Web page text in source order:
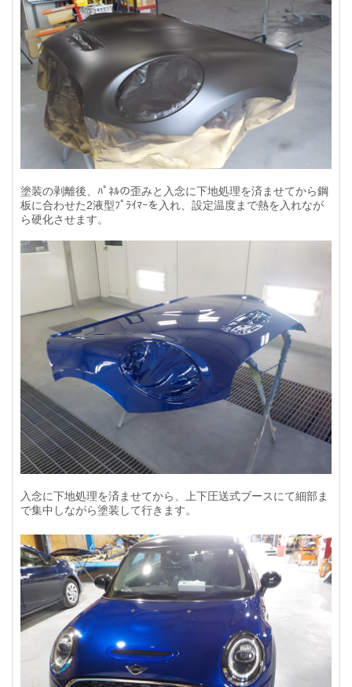
塗装の剥離後、ﾊﾟﾈﾙの歪みと入念に下地処理を済ませてから鋼
板に合わせた2液型ﾌﾟﾗｲﾏｰを入れ、設定温度まで熱を入れなが
ら硬化させます。
入念に下地処理を済ませてから、上下圧送式ブースにて細部ま
で集中しながら塗装して行きます。